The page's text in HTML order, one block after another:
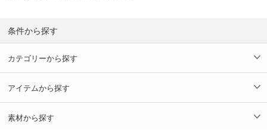
条件から探す
カテゴリーから探す
アイテムから探す
素材から探す